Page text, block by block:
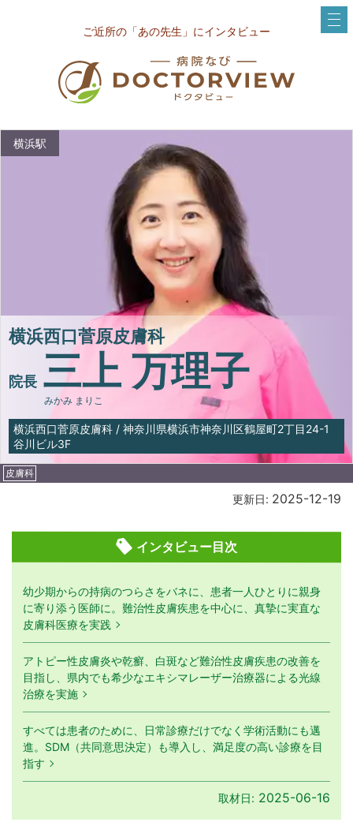
ご近所の「あの先生」にインタビュー
横浜駅
横浜西口菅原皮膚科
院長 三上 万理子
みかみ まりこ
横浜西口菅原皮膚科 / 神奈川県横浜市神奈川区鶴屋町2丁目24-1
谷川ビル3F
皮膚科
更新日: 2025-12-19
インタビュー目次
幼少期からの持病のつらさをバネに、患者一人ひとりに親身
に寄り添う医師に。難治性皮膚疾患を中心に、真摯に実直な
皮膚科医療を実践
アトピー性皮膚炎や乾癬、白斑など難治性皮膚疾患の改善を
目指し、県内でも希少なエキシマレーザー治療器による光線
治療を実施
すべては患者のために、日常診療だけでなく学術活動にも邁
進。SDM（共同意思決定）も導入し、満足度の高い診療を目
指す
取材日: 2025-06-16